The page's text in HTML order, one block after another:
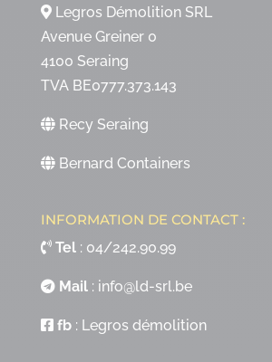
Legros Démolition SRL
Avenue Greiner 0
4100 Seraing
TVA BE0777.373.143
Recy Seraing
Bernard Containers
INFORMATION DE CONTACT :
Tel: 04/242.90.99
Mail: info@ld-srl.be
fb: Legros démolition